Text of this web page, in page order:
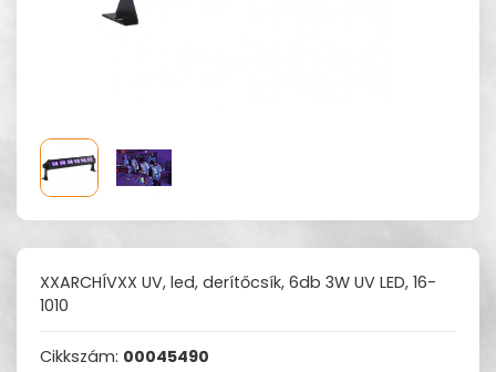
XXARCHÍVXX UV, led, derítőcsík, 6db 3W UV LED, 16-
1010
Cikkszám: 00045490